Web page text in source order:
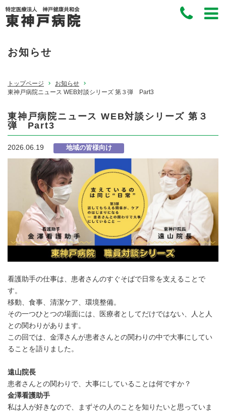
お知らせ
トップページ
お知らせ
東神戸病院ニュース WEB対談シリーズ 第３弾 Part3
東神戸病院ニュース WEB対談シリーズ 第３
弾 Part3
2026.06.19 地域の皆様向け
看護助手の仕事は、患者さんのすぐそばで日常を支えることで
す。
移動、食事、清潔ケア、環境整備。
その一つひとつの場面には、医療者としてだけではない、人と人
との関わりがあります。
この回では、金澤さんが患者さんとの関わりの中で大事にしてい
ることを語りました。
遠山院長
患者さんとの関わりで、大事にしていることは何ですか？
金澤看護助手
私は人が好きなので、まずその人のことを知りたいと思っていま